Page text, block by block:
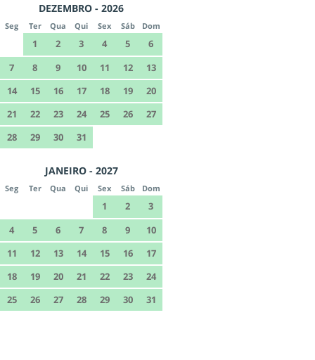
DEZEMBRO - 2026
Seg Ter Qua Qui Sex Sáb Dom
1 2 3 4 5
6
7
8 9 10 11 12
13
14
15 16 17 18 19
20
21
22 23 24 25 26
27
28
29 30 31
JANEIRO - 2027
Seg Ter Qua Qui Sex Sáb Dom
1 2
3
4
5 6 7 8 9
10
11
12 13 14 15 16
17
18
19 20 21 22 23
24
25
26 27 28 29 30 31